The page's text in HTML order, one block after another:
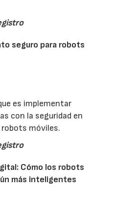
seguro para robots
es implementar
con la seguridad en
móviles.
Cómo los robots
más inteligentes